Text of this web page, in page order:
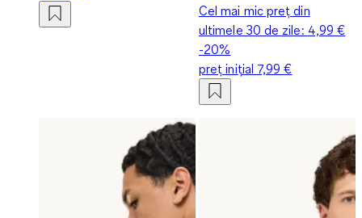
Cel mai mic preț din
ultimele 30 de zile: 4,99 €
-20%
preț inițial 7,99 €